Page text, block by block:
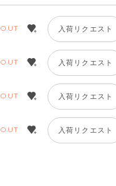
入荷リクエスト
入荷リクエスト
入荷リクエスト
入荷リクエスト